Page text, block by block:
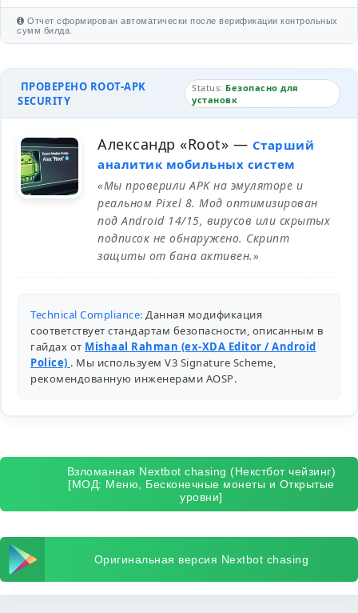
Отчет сформирован автоматически после верификации контрольных
сумм билда.
ПРОВЕРЕНО ROOT-APK
SECURITY
Status: Безопасно для
установк
Александр «Root» — Старший
аналитик мобильных систем
«Мы проверили APK на эмуляторе и
реальном Pixel 8. Мод оптимизирован
под Android 14/15, вирусов или скрытых
подписок не обнаружено. Скрипт
защиты от бана активен.»
Technical Compliance: Данная модификация
соответствует стандартам безопасности, описанным в
гайдах от Mishaal Rahman (ex-XDA Editor / Android
Police) . Мы используем V3 Signature Scheme,
рекомендованную инженерами AOSP.
Взломанная Nextbot chasing (Некстбот чейзинг)
[МОД: Меню, Бесконечные монеты и Открытые
уровни]
Оригинальная версия Nextbot chasing